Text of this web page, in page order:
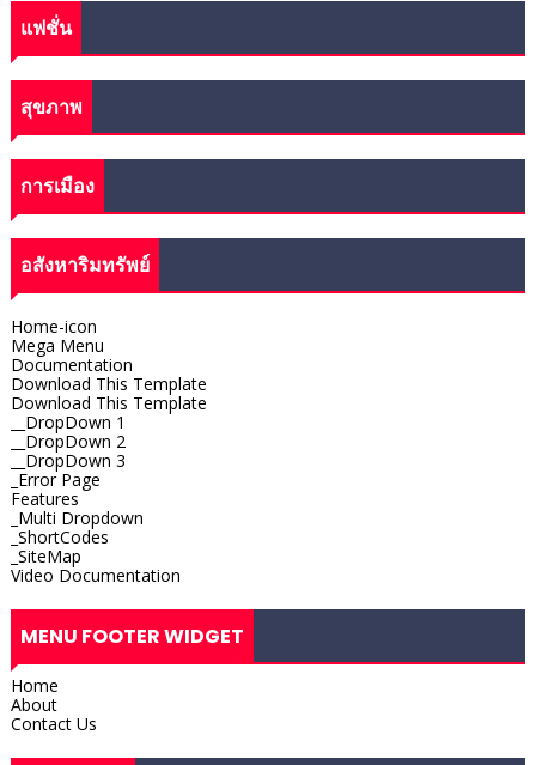
แฟชั่น
สุขภาพ
การเมือง
อสังหาริมทรัพย์
Home-icon
Mega Menu
Documentation
Download This Template
Download This Template
__DropDown 1
__DropDown 2
__DropDown 3
_Error Page
Features
_Multi Dropdown
_ShortCodes
_SiteMap
Video Documentation
MENU FOOTER WIDGET
Home
About
Contact Us